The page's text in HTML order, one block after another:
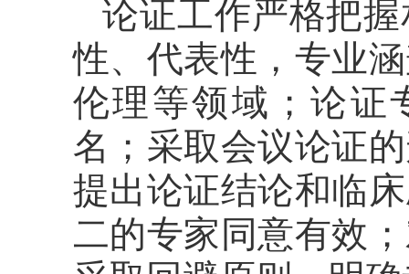
论证工作严格把
性、代表性，专业
伦理等领域；论证
名；采取会议论证
提出论证结论和临
二的专家同意有效